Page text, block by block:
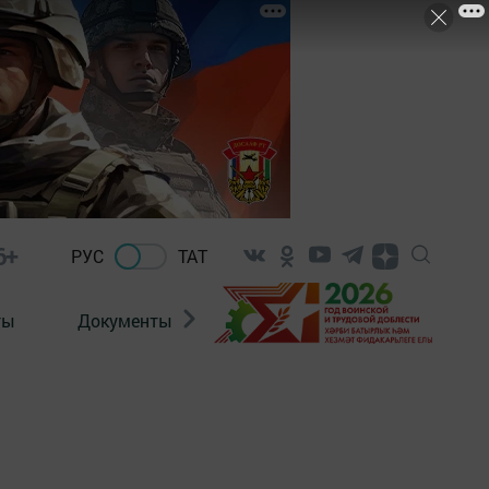
РУС ТАТ
Документы Патриотизм